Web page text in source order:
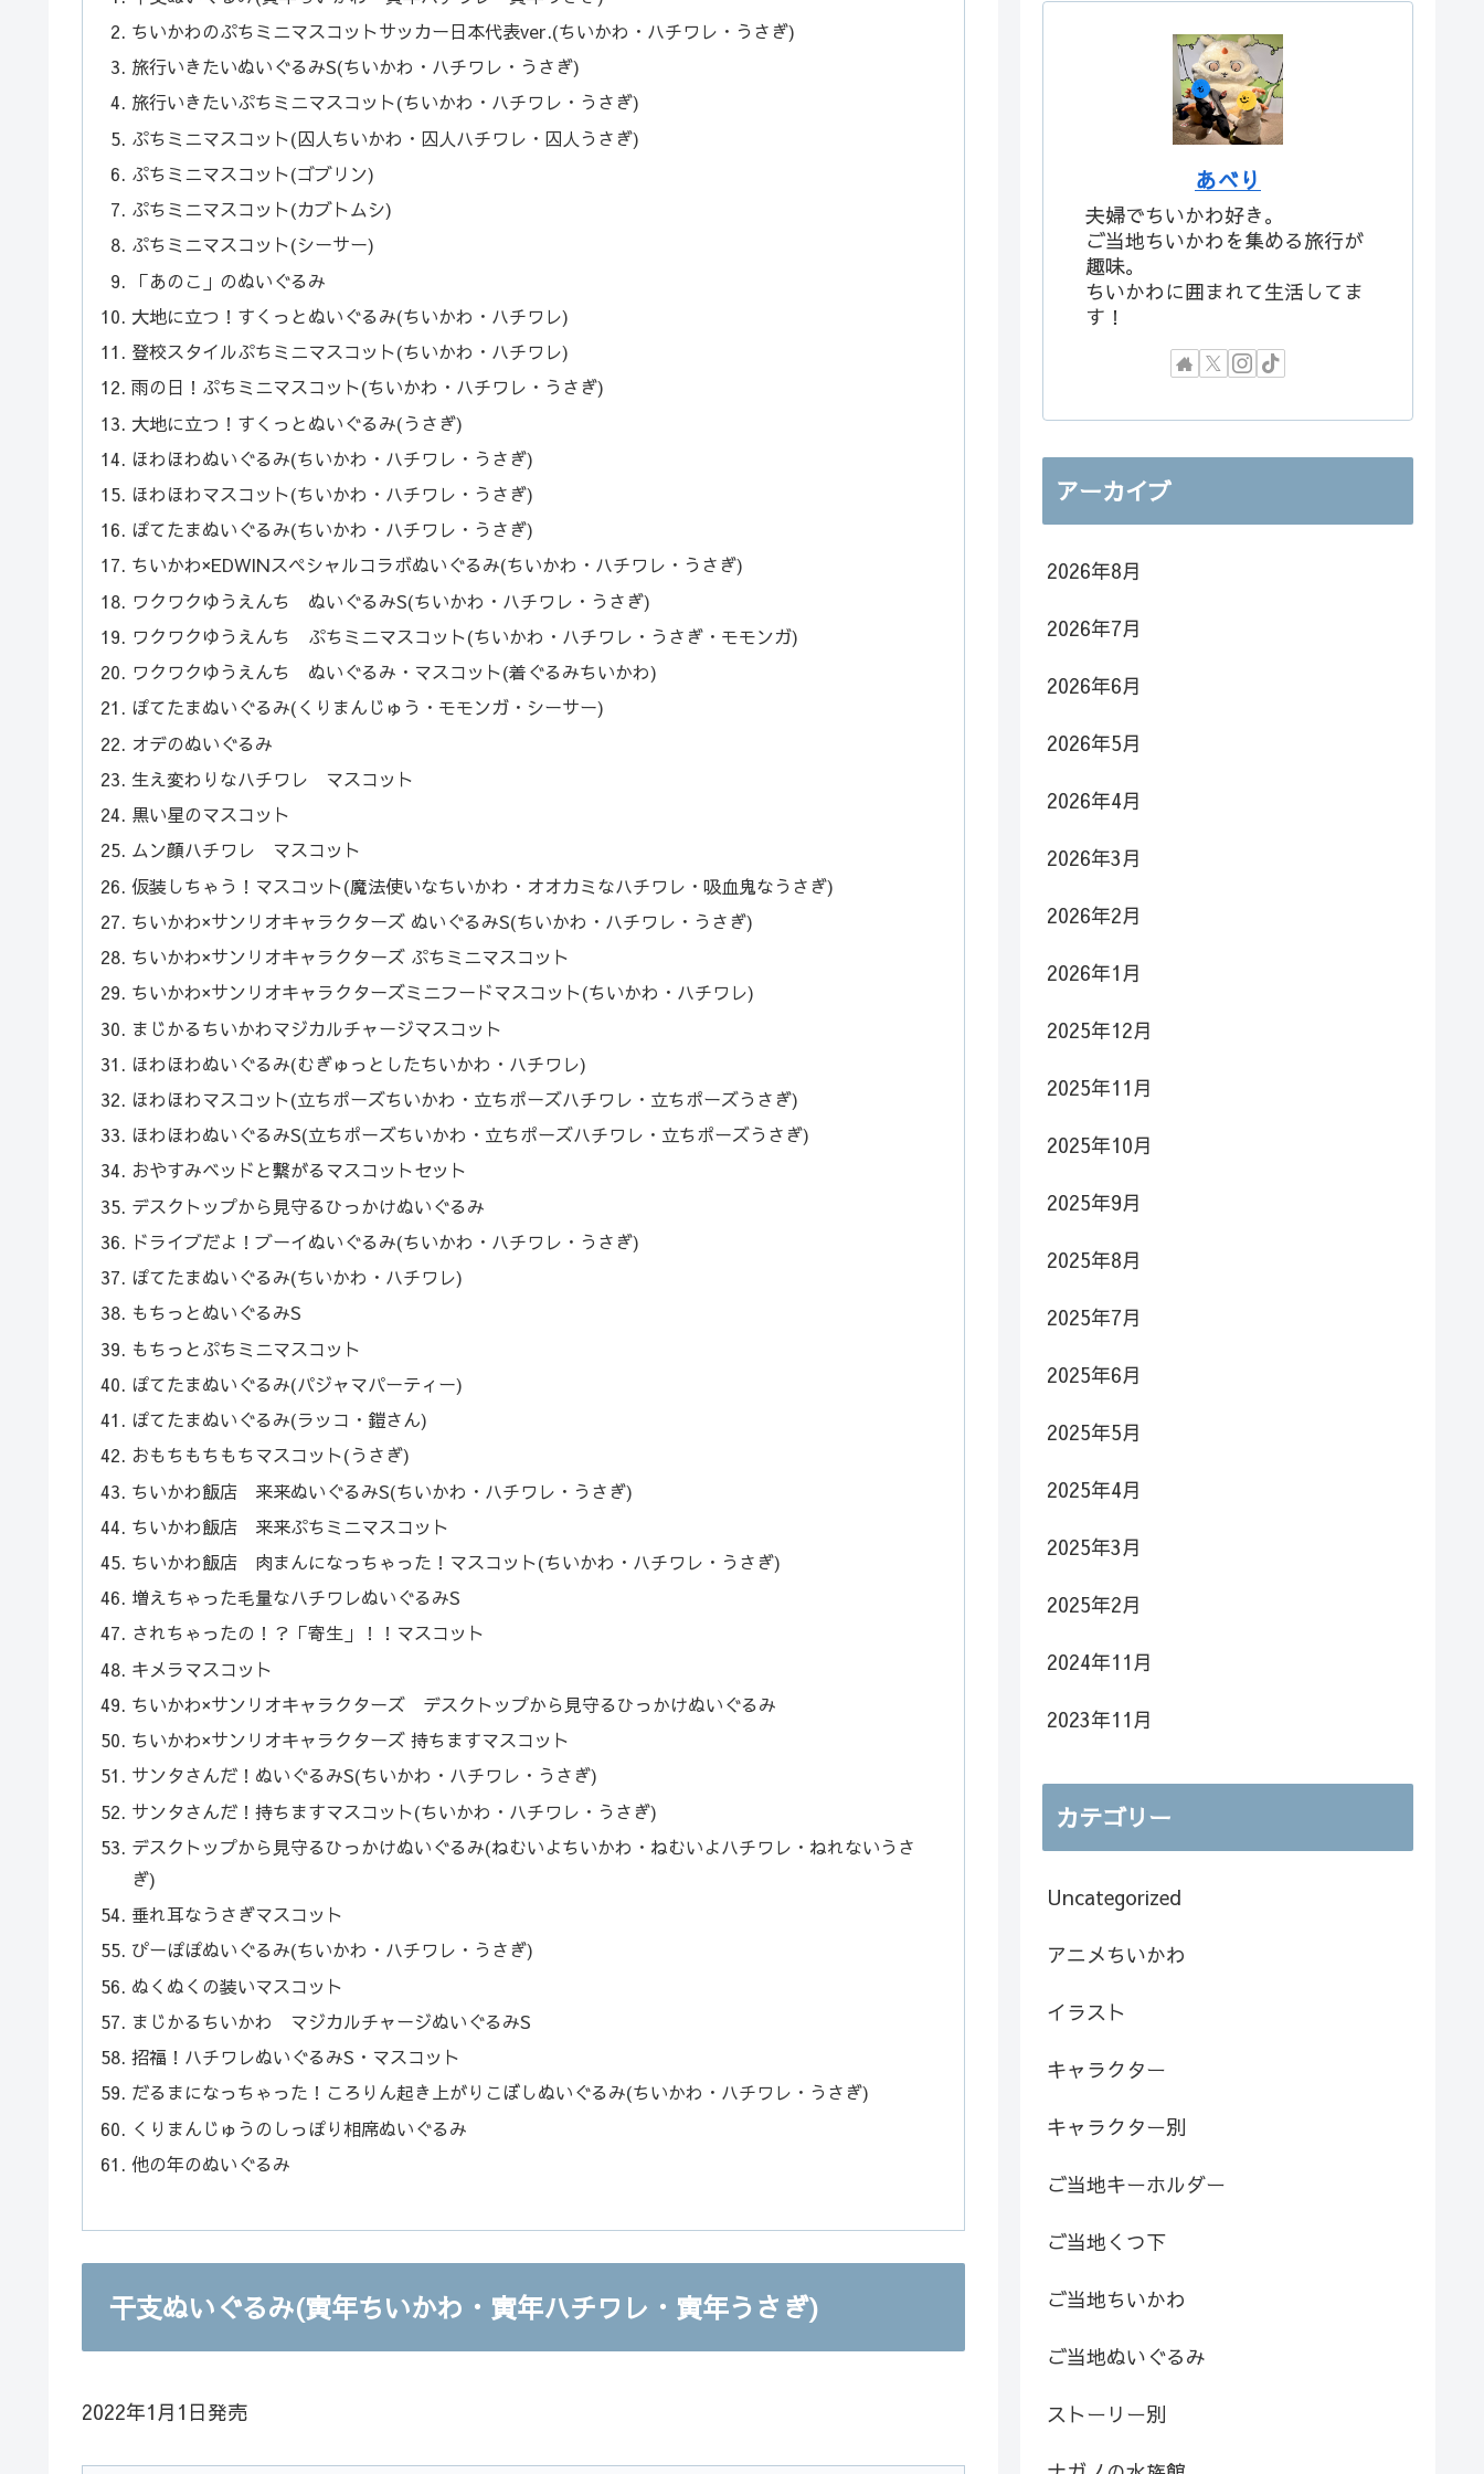
ちいかわのぷちミニマスコットサッカー日本代表ver.(ちいかわ・ハチワレ・うさぎ)
旅行いきたいぬいぐるみS(ちいかわ・ハチワレ・うさぎ)
旅行いきたいぷちミニマスコット(ちいかわ・ハチワレ・うさぎ)
ぷちミニマスコット(囚人ちいかわ・囚人ハチワレ・囚人うさぎ)
ぷちミニマスコット(ゴブリン)
ぷちミニマスコット(カブトムシ)
ぷちミニマスコット(シーサー)
「あのこ」のぬいぐるみ
大地に立つ！すくっとぬいぐるみ(ちいかわ・ハチワレ)
登校スタイルぷちミニマスコット(ちいかわ・ハチワレ)
雨の日！ぷちミニマスコット(ちいかわ・ハチワレ・うさぎ)
大地に立つ！すくっとぬいぐるみ(うさぎ)
ほわほわぬいぐるみ(ちいかわ・ハチワレ・うさぎ)
ほわほわマスコット(ちいかわ・ハチワレ・うさぎ)
ぽてたまぬいぐるみ(ちいかわ・ハチワレ・うさぎ)
ちいかわ×EDWINスペシャルコラボぬいぐるみ(ちいかわ・ハチワレ・うさぎ)
ワクワクゆうえんち ぬいぐるみS(ちいかわ・ハチワレ・うさぎ)
ワクワクゆうえんち ぷちミニマスコット(ちいかわ・ハチワレ・うさぎ・モモンガ)
ワクワクゆうえんち ぬいぐるみ・マスコット(着ぐるみちいかわ)
ぽてたまぬいぐるみ(くりまんじゅう・モモンガ・シーサー)
オデのぬいぐるみ
生え変わりなハチワレ マスコット
黒い星のマスコット
ムン顔ハチワレ マスコット
仮装しちゃう！マスコット(魔法使いなちいかわ・オオカミなハチワレ・吸血鬼なうさぎ)
ちいかわ×サンリオキャラクターズ ぬいぐるみS(ちいかわ・ハチワレ・うさぎ)
ちいかわ×サンリオキャラクターズ ぷちミニマスコット
ちいかわ×サンリオキャラクターズミニフードマスコット(ちいかわ・ハチワレ)
まじかるちいかわマジカルチャージマスコット
ほわほわぬいぐるみ(むぎゅっとしたちいかわ・ハチワレ)
ほわほわマスコット(立ちポーズちいかわ・立ちポーズハチワレ・立ちポーズうさぎ)
ほわほわぬいぐるみS(立ちポーズちいかわ・立ちポーズハチワレ・立ちポーズうさぎ)
おやすみベッドと繋がるマスコットセット
デスクトップから見守るひっかけぬいぐるみ
ドライブだよ！ブーイぬいぐるみ(ちいかわ・ハチワレ・うさぎ)
ぽてたまぬいぐるみ(ちいかわ・ハチワレ)
もちっとぬいぐるみS
もちっとぷちミニマスコット
ぽてたまぬいぐるみ(パジャマパーティー)
ぽてたまぬいぐるみ(ラッコ・鎧さん)
おもちもちもちマスコット(うさぎ)
ちいかわ飯店 来来ぬいぐるみS(ちいかわ・ハチワレ・うさぎ)
ちいかわ飯店 来来ぷちミニマスコット
ちいかわ飯店 肉まんになっちゃった！マスコット(ちいかわ・ハチワレ・うさぎ)
増えちゃった毛量なハチワレぬいぐるみS
されちゃったの！？「寄生」！！マスコット
キメラマスコット
ちいかわ×サンリオキャラクターズ デスクトップから見守るひっかけぬいぐるみ
ちいかわ×サンリオキャラクターズ 持ちますマスコット
サンタさんだ！ぬいぐるみS(ちいかわ・ハチワレ・うさぎ)
サンタさんだ！持ちますマスコット(ちいかわ・ハチワレ・うさぎ)
デスクトップから見守るひっかけぬいぐるみ(ねむいよちいかわ・ねむいよハチワレ・ねれないうさ
ぎ)
垂れ耳なうさぎマスコット
ぴーぽぽぬいぐるみ(ちいかわ・ハチワレ・うさぎ)
ぬくぬくの装いマスコット
まじかるちいかわ マジカルチャージぬいぐるみS
招福！ハチワレぬいぐるみS・マスコット
だるまになっちゃった！ころりん起き上がりこぼしぬいぐるみ(ちいかわ・ハチワレ・うさぎ)
くりまんじゅうのしっぽり相席ぬいぐるみ
他の年のぬいぐるみ
干支ぬいぐるみ(寅年ちいかわ・寅年ハチワレ・寅年うさぎ)
2022年1月1日発売
あべり
夫婦でちいかわ好き。
ご当地ちいかわを集める旅行が
趣味。
ちいかわに囲まれて生活してま
す！
アーカイブ
2026年8月
2026年7月
2026年6月
2026年5月
2026年4月
2026年3月
2026年2月
2026年1月
2025年12月
2025年11月
2025年10月
2025年9月
2025年8月
2025年7月
2025年6月
2025年5月
2025年4月
2025年3月
2025年2月
2024年11月
2023年11月
カテゴリー
Uncategorized
アニメちいかわ
イラスト
キャラクター
キャラクター別
ご当地キーホルダー
ご当地くつ下
ご当地ちいかわ
ご当地ぬいぐるみ
ストーリー別